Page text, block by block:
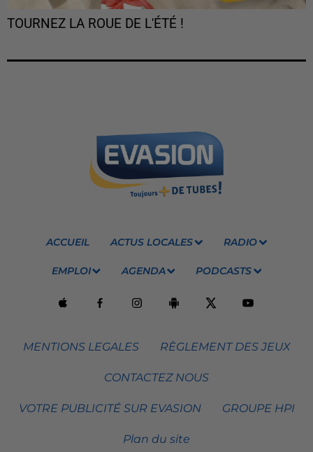
TOURNEZ LA ROUE DE L'ÉTÉ !
ACCUEIL ACTUS LOCALES RADIO
EMPLOI AGENDA PODCASTS
MENTIONS LEGALES RÈGLEMENT DES JEUX
CONTACTEZ NOUS
VOTRE PUBLICITÉ SUR EVASION GROUPE HPI
Plan du site